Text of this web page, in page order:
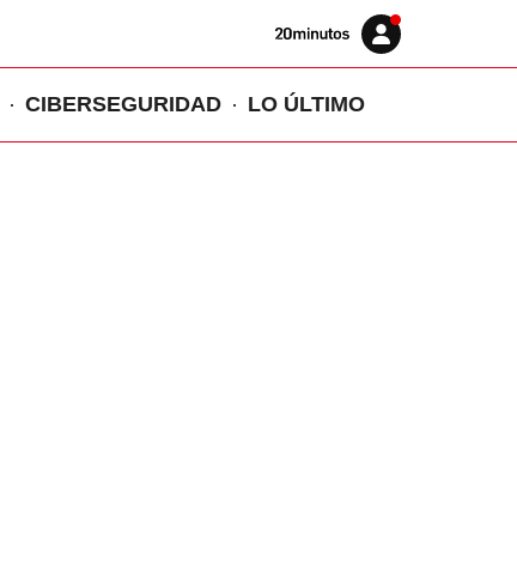
Volver
Iniciar
sesión
CIBERSEGURIDAD LO ÚLTIMO